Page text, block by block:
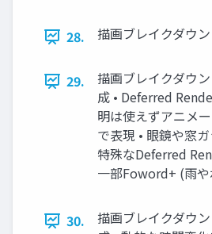
28. 描画ブレイクダウン
29.
描画ブレイクダウ
成 • Deferred
明は使えずアニメ
で表現 • 眼鏡や窓
特殊なDeferred
一部Foword+ (雨
30.
描画ブレイクダウ